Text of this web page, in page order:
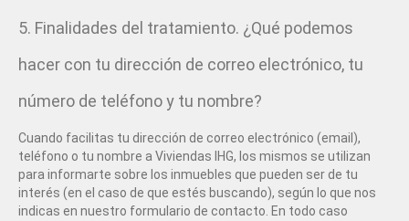
5. Finalidades del tratamiento. ¿Qué podemos
hacer con tu dirección de correo electrónico, tu
número de teléfono y tu nombre?
Cuando facilitas tu dirección de correo electrónico (email),
teléfono o tu nombre a Viviendas IHG, los mismos se utilizan
para informarte sobre los inmuebles que pueden ser de tu
interés (en el caso de que estés buscando), según lo que nos
indicas en nuestro formulario de contacto. En todo caso